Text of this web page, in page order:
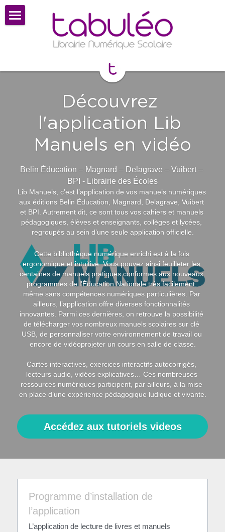
📚 CATALOGUE
Biblio-Manuels | i-Manuel 2.0
lelivrescolaire.fr
Lib Manuels
BELIN Manuel max
Flex Manuel
Projet Voltaire
🆘 AIDE ET ASSISTANCE
➡️ CONNEXION
📲 Ecole directe
📅 Reserver une visio de 30 MIN
💡Label Excellence Numérique
Découvrez
l'application Lib
Manuels en vidéo
Belin Éducation – Magnard – Delagrave – Vuibert –
BPI - Librairie des Écoles
Lib Manuels, c’est l’application de vos manuels numériques
aux éditions Belin Éducation, Magnard, Delagrave, Vuibert
et BPI. Autrement dit, ce sont tous vos cahiers et manuels
pédagogiques, élèves et enseignants, collèges et lycées,
regroupés au sein d’une seule application officielle.
Cette bibliothèque numérique enrichi est à la fois
ergonomique et intuitive. Vous pouvez ainsi feuilleter les
centaines de manuels pratiques conformes aux nouveaux
programmes de l’Éducation Nationale très facilement,
même sans compétences numériques particulières. Par
ailleurs, l’application offre diverses fonctionnalités
innovantes. Parmi ces dernières, on retrouve la possibilité
de télécharger vos nombreux manuels scolaires sur clé
USB, de personnaliser votre environnement de travail ou
encore de vidéoprojeter un cours en salle de classe.
Cartes interactives, exercices interactifs autocorrigés,
lecteurs audio, vidéos explicatives… Ces nombreuses
ressources numériques participent, par ailleurs, à la mise
en place d’une expérience pédagogique ludique et vivante.
Accédez aux tutoriels videos
Programme d’installation de
l’application
L’application de lecture de livres et manuels
CATÉGORIES DE BLOG